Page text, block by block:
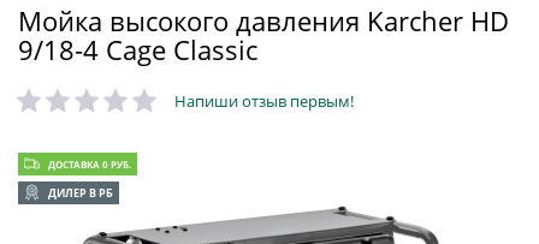
Мойка высокого давления Karcher HD
9/18-4 Cage Classic
Напиши отзыв первым!
ДОСТАВКА 0 РУБ.
ДИЛЕР В РБ